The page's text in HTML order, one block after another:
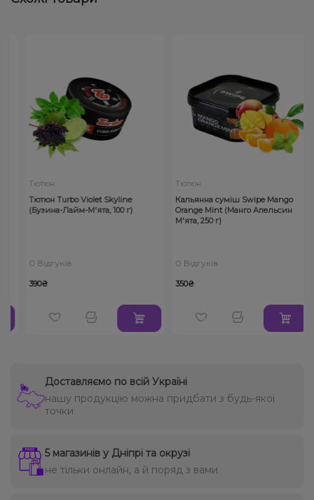
Тютюн
Тютюн Turbo Violet Skyline
(Бузина-Лайм-М'ята, 100 г)
0 Відгуків
390₴
Тютюн
Кальянна суміш Swipe Mango
Orange Mint (Манго Апельсин
М'ята, 250 г)
0 Відгуків
350₴
Доставляємо по всій Україні
нашу продукцію можна придбати з будь-якої
точки
5 магазинів у Дніпрі та окрузі
не тільки онлайн, а й поряд з вами